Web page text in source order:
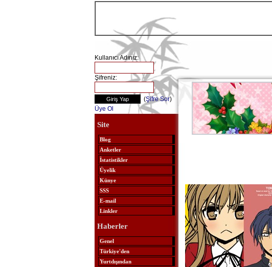
Kullanıcı Adınız:
Şifreniz:
(Şifre Sor)
Üye Ol
Site
Blog
Anketler
İstatistikler
Üyelik
Künye
SSS
E-mail
Linkler
Haberler
Genel
Türkiye'den
Yurtdışından